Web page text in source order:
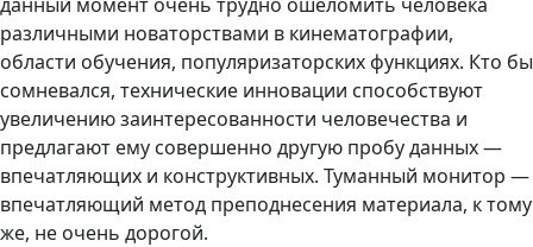
различными новаторствами в кинематографии,
области обучения, популяризаторских функциях. Кто бы
сомневался, технические инновации способствуют
увеличению заинтересованности человечества и
предлагают ему совершенно другую пробу данных —
впечатляющих и конструктивных. Туманный монитор —
впечатляющий метод преподнесения материала, к тому
же, не очень дорогой.